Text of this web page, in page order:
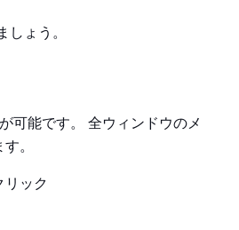
ょう。
可能です。 全ウィンドウのメ
。
ック